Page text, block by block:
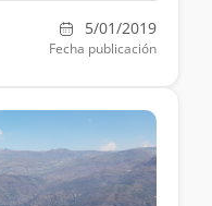
5/01/2019
Fecha publicación